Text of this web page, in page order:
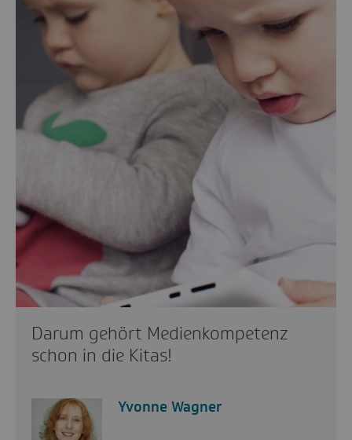
Darum gehört Medienkompetenz
schon in die Kitas!
Yvonne Wagner